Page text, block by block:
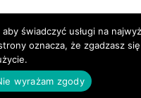
świadczyć usługi na
oznacza, że zgadzasz
wyrażam zgody